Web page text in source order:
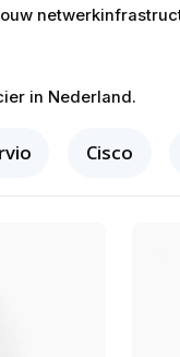
in Nederland.
Cisco